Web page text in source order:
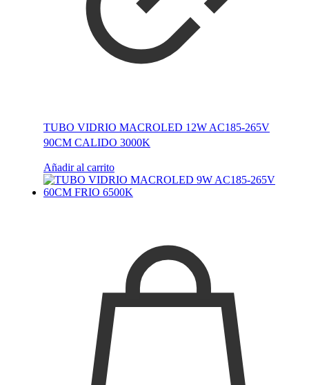
TUBO VIDRIO MACROLED 12W AC185-265V
90CM CALIDO 3000K
Añadir al carrito